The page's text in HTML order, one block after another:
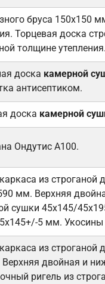
бруса 150х150
Торцевая доска
толщине
доска камерной
антисептиком.
доска камерной
Ондутис А100.
из
мм. Верхняя
сушки 45х145/
5 мм.
из
двойная и
ригель из